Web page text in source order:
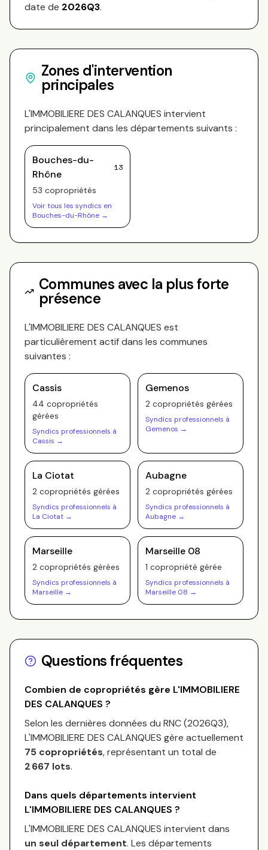
date de 2026Q3.
Zones d'intervention
principales
L'IMMOBILIERE DES CALANQUES intervient
principalement dans les départements suivants :
Bouches-du-
Rhône
13
53 copropriétés
Voir tous les syndics en
Bouches-du-Rhône →
Communes avec la plus forte
présence
L'IMMOBILIERE DES CALANQUES est
particulièrement actif dans les communes
suivantes :
Cassis
44 copropriétés
gérées
Syndics professionnels à
Cassis →
Gemenos
2 copropriétés gérées
Syndics professionnels à
Gemenos →
La Ciotat
2 copropriétés gérées
Syndics professionnels à
La Ciotat →
Aubagne
2 copropriétés gérées
Syndics professionnels à
Aubagne →
Marseille
2 copropriétés gérées
Syndics professionnels à
Marseille →
Marseille 08
1 copropriété gérée
Syndics professionnels à
Marseille 08 →
Questions fréquentes
Combien de copropriétés gère L'IMMOBILIERE
DES CALANQUES ?
Selon les dernières données du RNC (2026Q3),
L'IMMOBILIERE DES CALANQUES gère actuellement
75 copropriétés, représentant un total de
2 667 lots.
Dans quels départements intervient
L'IMMOBILIERE DES CALANQUES ?
L'IMMOBILIERE DES CALANQUES intervient dans
un seul département. Les départements